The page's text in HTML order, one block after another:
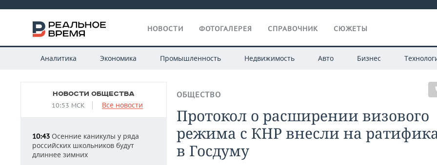
НОВОСТИ ФОТОГАЛЕРЕЯ СПРАВОЧНИК СЮЖЕТЫ
Аналитика Экономика Промышленность Недвижимость Авто Бизнес
НОВОСТИ ОБЩЕСТВА
10:53 МСК Все новости
10:43 Осенние каникулы у ряда
российских школьников будут
длиннее зимних
ОБЩЕСТВО
Протокол о расширении визового
режима с КНР внесли на
в Госдуму